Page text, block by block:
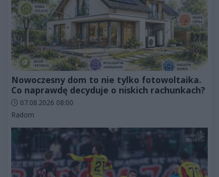
Nowoczesny dom to nie tylko fotowoltaika.
Co naprawdę decyduje o niskich rachunkach?
Data dodania artykułu:
07.08.2026 08:00
Kategorie artykułu:
Radom